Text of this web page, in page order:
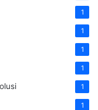
1
1
1
1
1
1